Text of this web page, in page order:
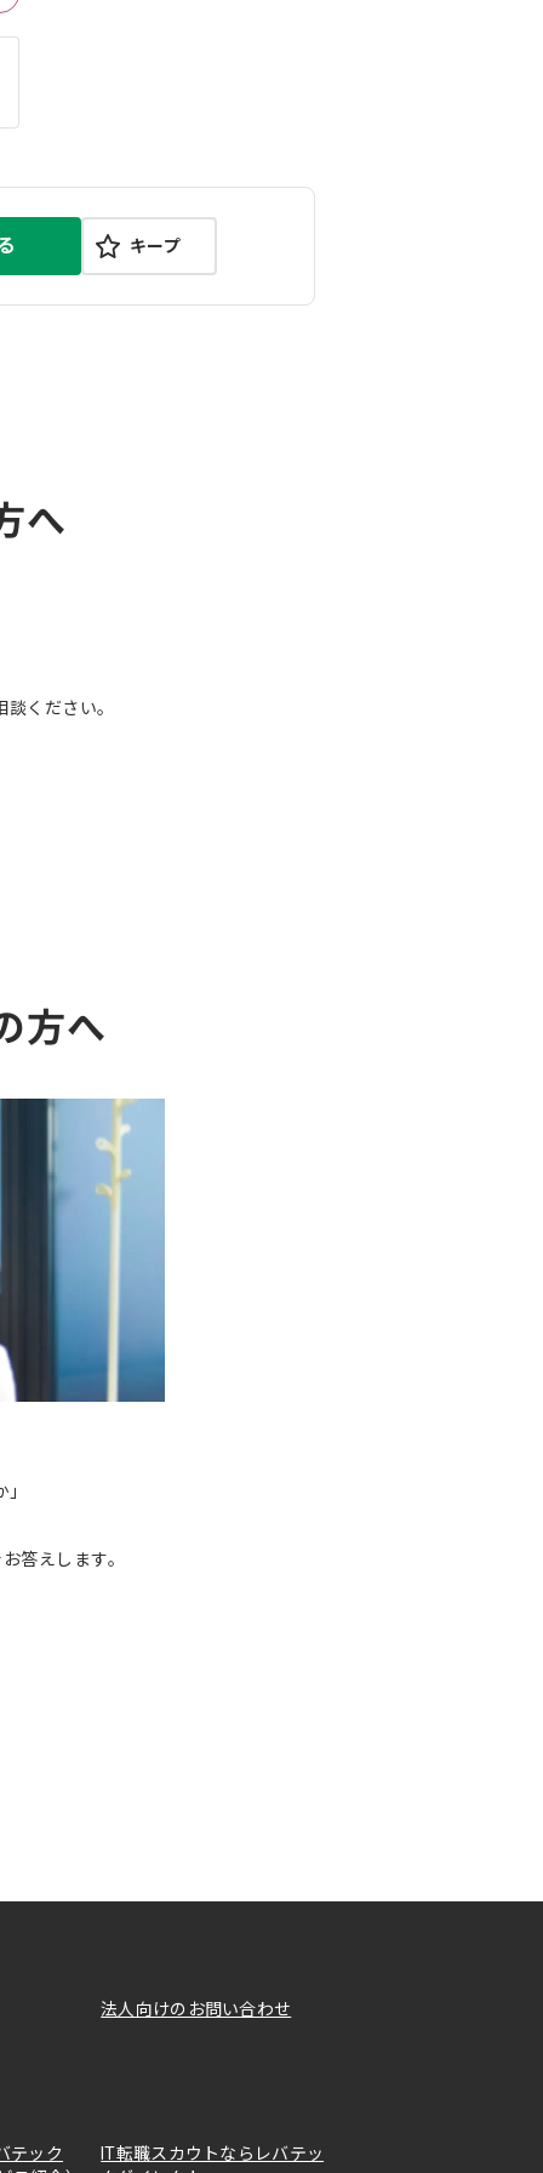
キープ
へ
ください。
方へ
答えします。
法人向けのお問い合わせ
テック
IT転職スカウトならレバテッ